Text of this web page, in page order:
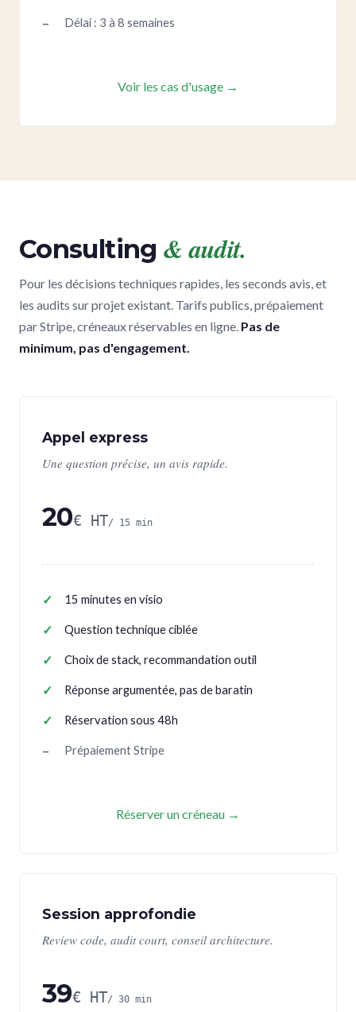
Délai : 3 à 8 semaines
Voir les cas d'usage →
Consulting & audit.
Pour les décisions techniques rapides, les seconds avis, et
les audits sur projet existant. Tarifs publics, prépaiement
par Stripe, créneaux réservables en ligne. Pas de
minimum, pas d'engagement.
Appel express
Une question précise, un avis rapide.
20€ HT/ 15 min
15 minutes en visio
Question technique ciblée
Choix de stack, recommandation outil
Réponse argumentée, pas de baratin
Réservation sous 48h
Prépaiement Stripe
Réserver un créneau →
Session approfondie
Review code, audit court, conseil architecture.
39€ HT/ 30 min